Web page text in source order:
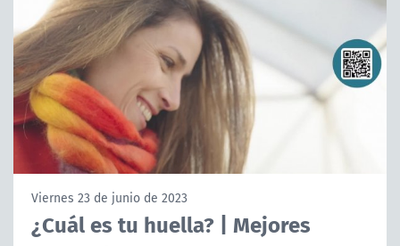
TVN VERTICAL
TVN PLAY
PROGRAMAS
TELESERIES
ACTUALIDAD Y TENDENCIAS
Viernes 23 de junio de 2023
¿Cuál es tu huella? | Mejores